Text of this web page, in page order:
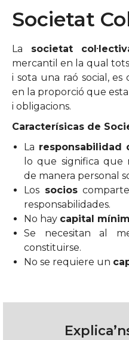
Societat
La societat
mercantil en la qual tots
i sota una raó social,
en la proporció que
i obligacions.
Caracterísicas de
La responsabilidad
lo que significa que
de manera personal
Los socios
responsabilidades.
No hay capital
Se necesitan al
constituirse.
No se requiere un